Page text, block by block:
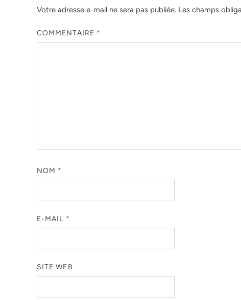
Votre adresse e-mail ne sera pas publiée. Les champs
COMMENTAIRE *
NOM *
E-MAIL *
SITE WEB